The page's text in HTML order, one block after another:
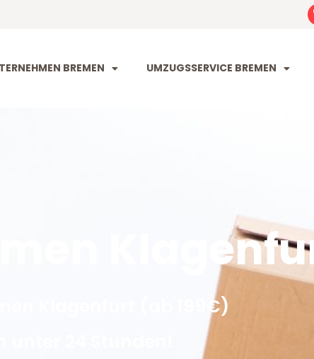
BREMEN UMZUGSSERVICE BREMEN
Klagenfurt (ab 199€)
unter 24 Stunden!